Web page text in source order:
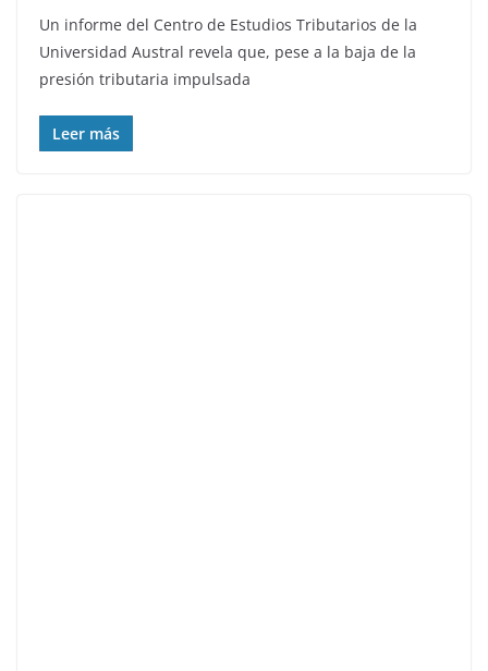
Un informe del Centro de Estudios Tributarios de la
Universidad Austral revela que, pese a la baja de la
presión tributaria impulsada
Leer más